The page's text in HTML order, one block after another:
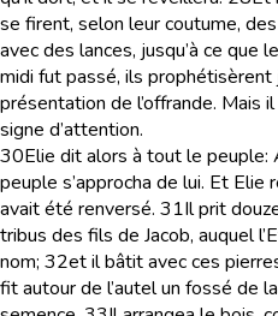
se firent, selon leur coutume,
avec des lances, jusqu’à ce que
midi fut passé, ils prophétisèrent
présentation de l’offrande. Mais
signe d’attention.
30Elie dit alors à tout le peuple:
peuple s’approcha de lui. Et Elie
avait été renversé. 31Il prit
tribus des fils de Jacob, auquel
nom; 32et il bâtit avec ces
fit autour de l’autel un fossé de